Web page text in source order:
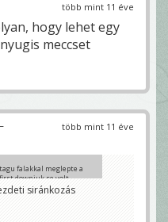
több mint 11 éve
hogy lehet egy
meccset
több mint 11 éve
falakkal meglepte a
downjuk se volt.
siránkozás